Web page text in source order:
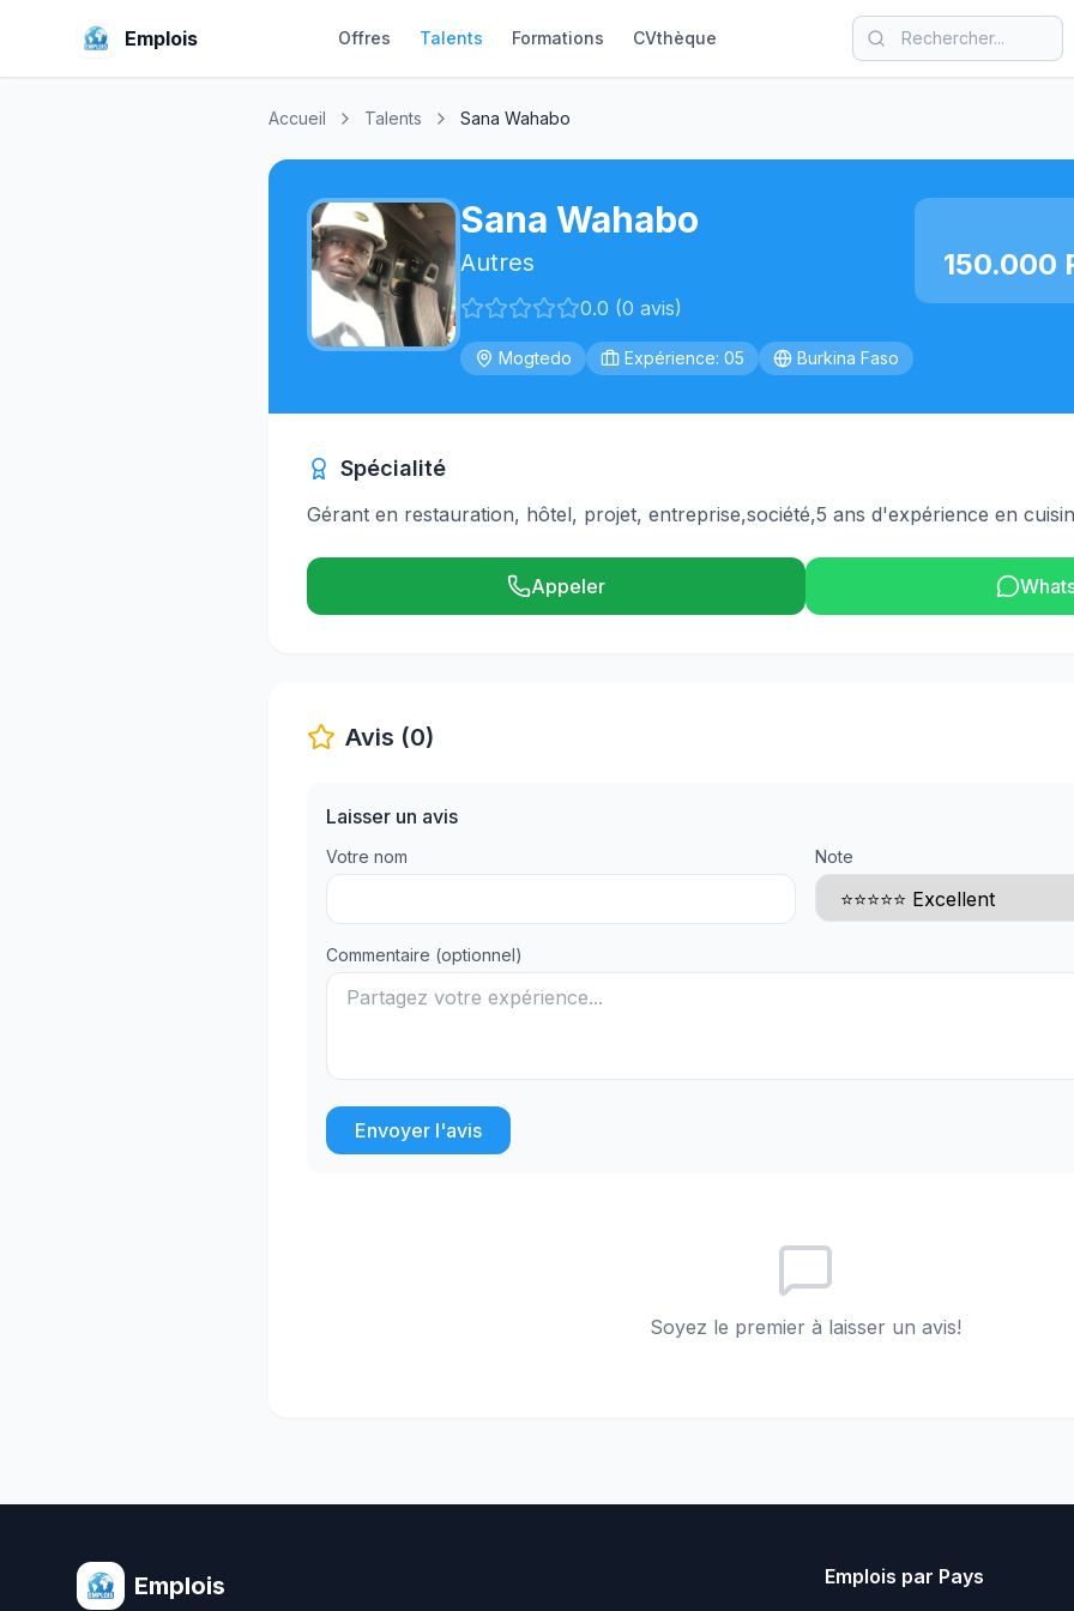
Emplois Offres Talents Formations CVthèque
Accueil Talents Sana Wahabo
Sana Wahabo
Autres
0.0 (0 avis)
Mogtedo Expérience: 05 Burkina Faso
150.000
Spécialité
Gérant en restauration, hôtel, projet, entreprise,société,5 ans d'expérience en
Appeler
Avis (0)
Laisser un avis
Votre nom Note
Commentaire (optionnel)
Envoyer l'avis
Soyez le premier à laisser un avis!
Emplois Emplois par Pays